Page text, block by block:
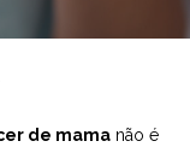
de mama não é